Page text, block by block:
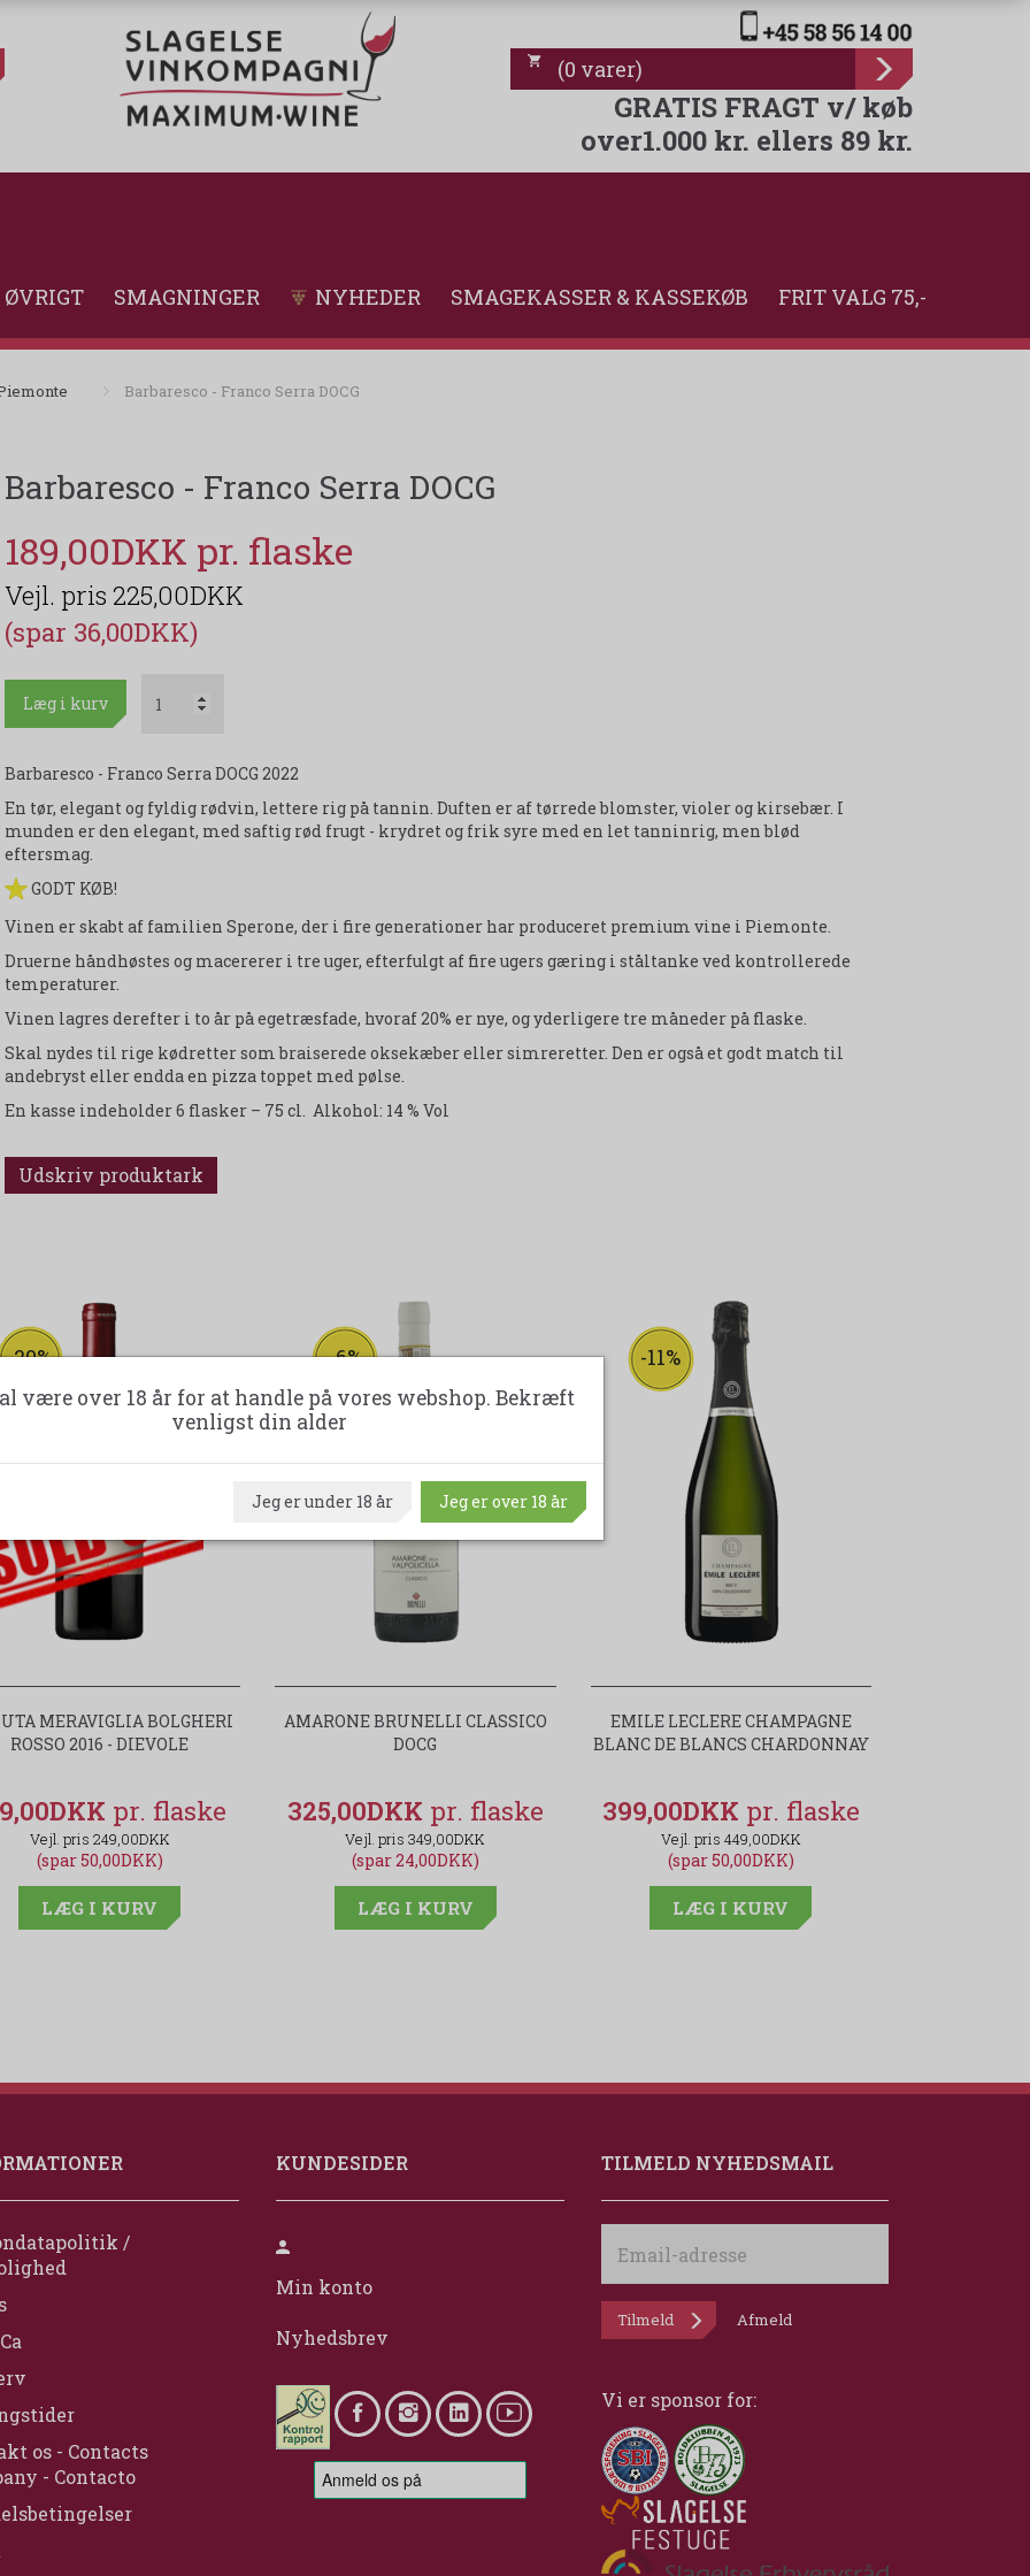
(0 varer)
GRATIS FRAGT v/ køb
over1.000 kr. ellers 89 kr.
ØVRIGT SMAGNINGER NYHEDER SMAGEKASSER & KASSEKØB FRIT VALG 75,-
Barbaresco - Franco Serra DOCG
Barbaresco - Franco Serra DOCG
189,00DKK
225,00DKK
(spar 36,00DKK)
Læg i kurv
Barbaresco - Franco Serra DOCG 2022
En tør, elegant og fyldig rødvin, lettere rig på tannin. Duften er af tørrede blomster, violer og kirsebær. I
munden er den elegant, med saftig rød frugt - krydret og frik syre med en let tanninrig, men blød
eftersmag.
GODT KØB!
Vinen er skabt af familien Sperone, der i fire generationer har produceret premium vine i Piemonte.
Druerne håndhøstes og macererer i tre uger, efterfulgt af fire ugers gæring i ståltanke ved kontrollerede
temperaturer.
Vinen lagres derefter i to år på egetræsfade, hvoraf 20% er nye, og yderligere tre måneder på flaske.
Skal nydes til rige kødretter som braiserede oksekæber eller simreretter. Den er også et godt match til
andebryst eller endda en pizza toppet med pølse.
En kasse indeholder 6 flasker – 75 cl. Alkohol: 14 % Vol
Udskriv produktark
-20%
MERAVIGLIA BOLGHERI
ROSSO 2016 - DIEVOLE
249,00DKK
(spar 50,00DKK)
LÆG I KURV
-6%
AMARONE BRUNELLI CLASSICO
DOCG
325,00DKK
349,00DKK
(spar 24,00DKK)
LÆG I KURV
-11%
EMILE LECLERE CHAMPAGNE
BLANC DE BLANCS CHARDONNAY
399,00DKK
449,00DKK
(spar 50,00DKK)
LÆG I KURV
/
os - Contacts
- Contacto
KUNDESIDER
Min konto
Nyhedsbrev
TILMELD NYHEDSMAIL
adresse
Tilmeld Afmeld
Vi er sponsor for:
være over 18 år for at handle på vores webshop. Bekræft
venligst din alder
Jeg er under 18 år Jeg er over 18 år